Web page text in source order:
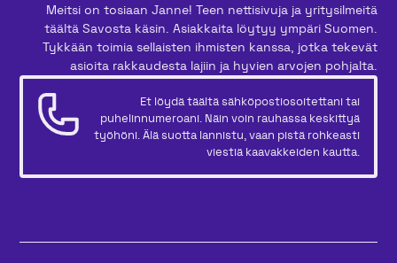
Meitsi on tosiaan Janne! Teen nettisivuja ja yritysilmeitä
täältä Savosta käsin. Asiakkaita löytyy ympäri Suomen.
Tykkään toimia sellaisten ihmisten kanssa, jotka tekevät
asioita rakkaudesta lajiin ja hyvien arvojen pohjalta.
Et löydä täältä sähköpostiosoitettani tai
puhelinnumeroani. Näin voin rauhassa keskittyä
työhöni. Älä suotta lannistu, vaan pistä rohkeasti
viestiä kaavakkeiden kautta.